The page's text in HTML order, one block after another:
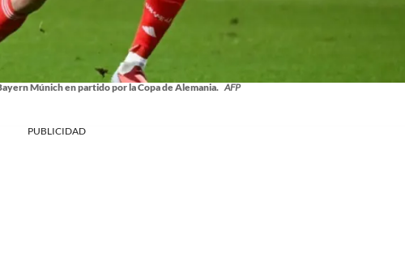
Múnich en partido por la Copa de Alemania. AFP
PUBLICIDAD